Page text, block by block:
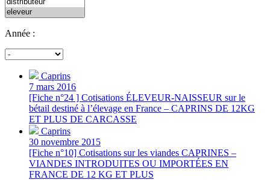
Année :
Caprins
7 mars 2016
[Fiche n°24 ] Cotisations ÉLEVEUR-NAISSEUR sur le
bétail destiné à l’élevage en France – CAPRINS DE 12KG
ET PLUS DE CARCASSE
Caprins
30 novembre 2015
[Fiche n°10] Cotisations sur les viandes CAPRINES –
VIANDES INTRODUITES OU IMPORTÉES EN
FRANCE DE 12 KG ET PLUS